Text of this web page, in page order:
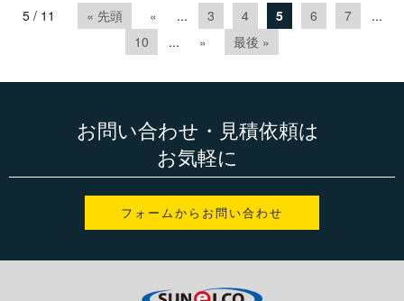
5 / 11 « 先頭 « ... 3 4 5 6 7
...
10
... » 最後 »
お問い合わせ・見積依頼は
お気軽に
フォームからお問い合わせ